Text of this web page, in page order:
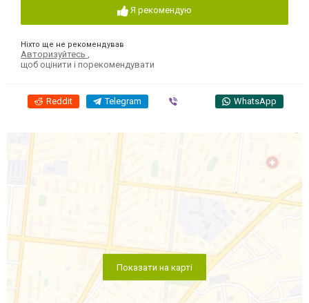
Я рекомендую
Ніхто ще не рекомендував
Авторизуйтесь
щоб оцінити і порекомендувати
Reddit Telegram WhatsApp
Показати на карті